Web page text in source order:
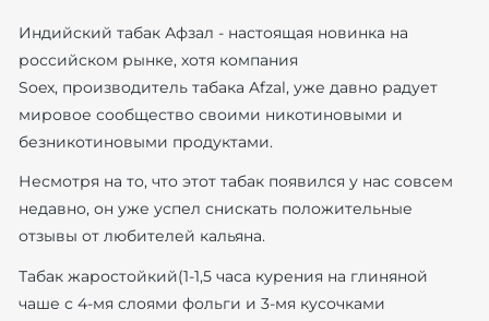
Индийский табак Афзал - настоящая новинка на
российском рынке, хотя компания
Soex, производитель табака Afzal, уже давно радует
мировое сообщество своими никотиновыми и
безникотиновыми продуктами.
Несмотря на то, что этот табак появился у нас совсем
недавно, он уже успел снискать положительные
отзывы от любителей кальяна.
Табак жаростойкий(1-1,5 часа курения на глиняной
чаше с 4-мя слоями фольги и 3-мя кусочками